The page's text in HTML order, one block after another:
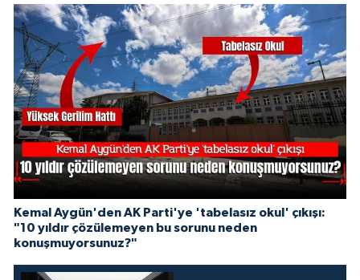
Kemal Aygün'den AK Parti'ye 'tabelasız okul' çıkışı:
"10 yıldır çözülemeyen bu sorunu neden
konuşmuyorsunuz?"